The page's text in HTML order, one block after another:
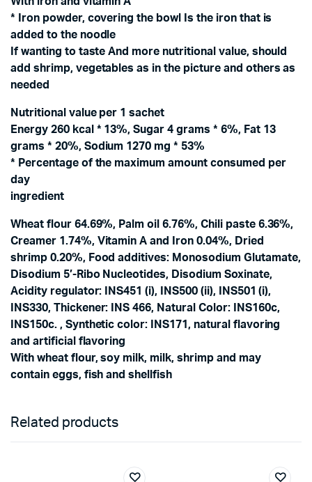
* Iron powder, covering the bowl Is the iron that is
added to the noodle
If wanting to taste And more nutritional value, should
add shrimp, vegetables as in the picture and others as
needed
Nutritional value per 1 sachet
Energy 260 kcal * 13%, Sugar 4 grams * 6%, Fat 13
grams * 20%, Sodium 1270 mg * 53%
* Percentage of the maximum amount consumed per
day
ingredient
Wheat flour 64.69%, Palm oil 6.76%, Chili paste 6.36%,
Creamer 1.74%, Vitamin A and Iron 0.04%, Dried
shrimp 0.20%, Food additives: Monosodium Glutamate,
Disodium 5′-Ribo Nucleotides, Disodium Soxinate,
Acidity regulator: INS451 (i), INS500 (ii), INS501 (i),
INS330, Thickener: INS 466, Natural Color: INS160c,
INS150c. , Synthetic color: INS171, natural flavoring
and artificial flavoring
With wheat flour, soy milk, milk, shrimp and may
contain eggs, fish and shellfish
Related products